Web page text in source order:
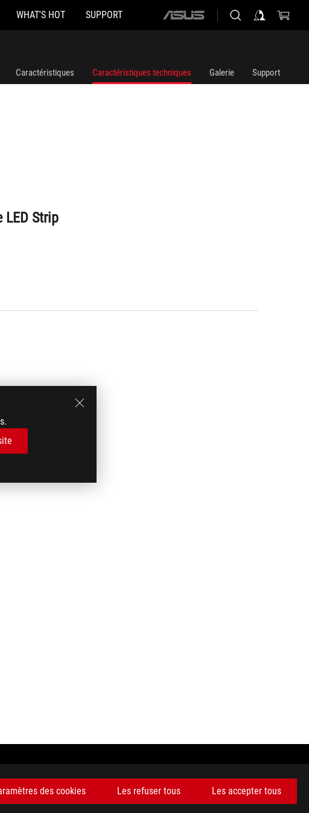
des cookies Les refuser tous Les accepter tous
WHAT'S HOT SUPPORT
ASUS
Caractéristiques Caractéristiques techniques Galerie Support
LED Strip
revendeurs sont libres de fixer leur propre prix comme ils l'entendent.